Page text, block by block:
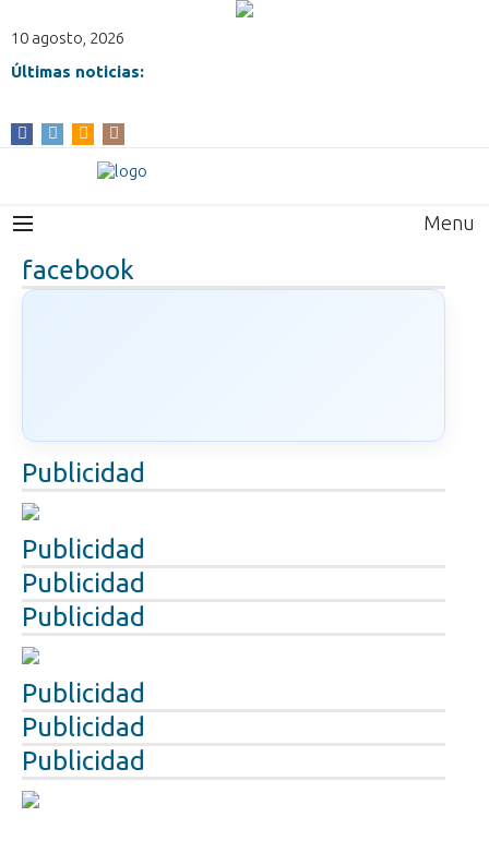
10 agosto, 2026
Últimas noticias:
Menu
facebook
Publicidad
Publicidad
Publicidad
Publicidad
Publicidad
Publicidad
Publicidad